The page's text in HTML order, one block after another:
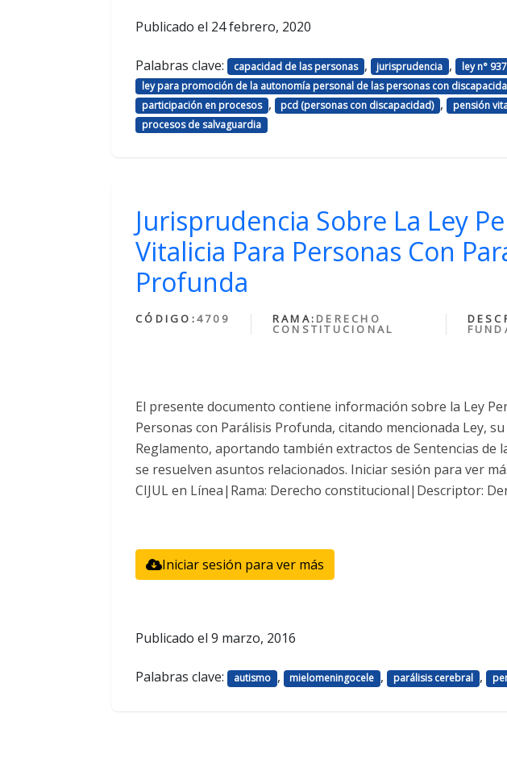
Publicado el 24 febrero, 2020
Palabras clave: capacidad de las personas , jurisprudencia , ley n°
ley para promoción de la autonomía personal de las personas con
participación en procesos , pcd (personas con discapacidad) , pensión
procesos de salvaguardia
Jurisprudencia Sobre La Ley
Vitalicia Para Personas Con
Profunda
CÓDIGO:4709 RAMA: DERECHO
CONSTITUCIONAL
El presente documento contiene información sobre la Ley
Personas con Parálisis Profunda, citando mencionada Ley,
Reglamento, aportando también extractos de Sentencias de
se resuelven asuntos relacionados. Iniciar sesión para ver
CIJUL en Línea|Rama: Derecho constitucional|Descriptor:
Iniciar sesión para ver más
Publicado el 9 marzo, 2016
Palabras clave: autismo , mielomeningocele , parálisis cerebral ,